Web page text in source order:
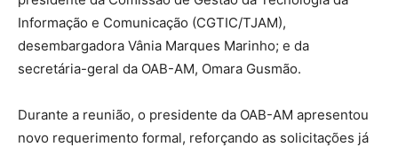
Informação e Comunicação (CGTIC/TJAM),
desembargadora Vânia Marques Marinho; e da
secretária-geral da OAB-AM, Omara Gusmão.
Durante a reunião, o presidente da OAB-AM apresentou
novo requerimento formal, reforçando as solicitações já